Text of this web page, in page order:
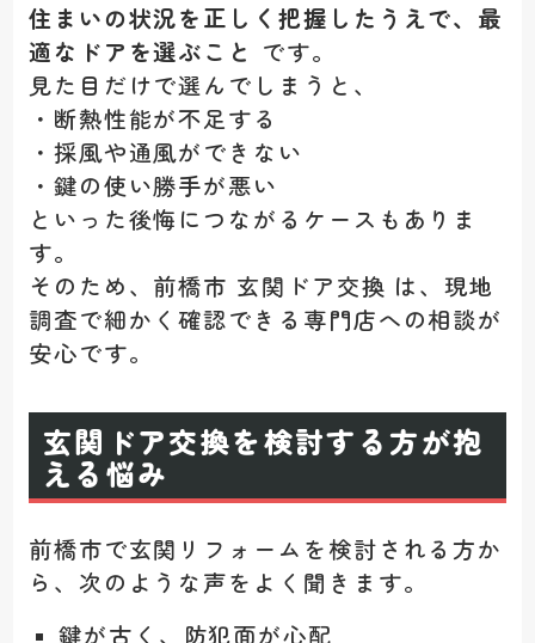
住まいの状況を正しく把握したうえで、最
適なドアを選ぶこと です。
見た目だけで選んでしまうと、
・断熱性能が不足する
・採風や通風ができない
・鍵の使い勝手が悪い
といった後悔につながるケースもありま
す。
そのため、前橋市 玄関ドア交換 は、現地
調査で細かく確認できる専門店への相談が
安心です。
玄関ドア交換を検討する方が抱
える悩み
前橋市で玄関リフォームを検討される方か
ら、次のような声をよく聞きます。
鍵が古く、防犯面が心配